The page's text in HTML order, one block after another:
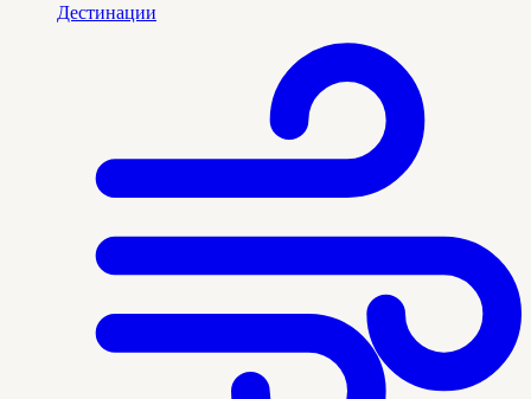
Дестинации